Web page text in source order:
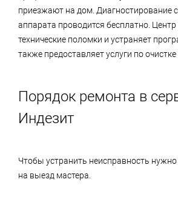
приезжают на дом. Диагностирование
аппарата проводится бесплатно.
технические поломки и устраняет
также предоставляет услуги по очистке
Порядок ремонта в
Индезит
Чтобы устранить неисправность
на выезд мастера.